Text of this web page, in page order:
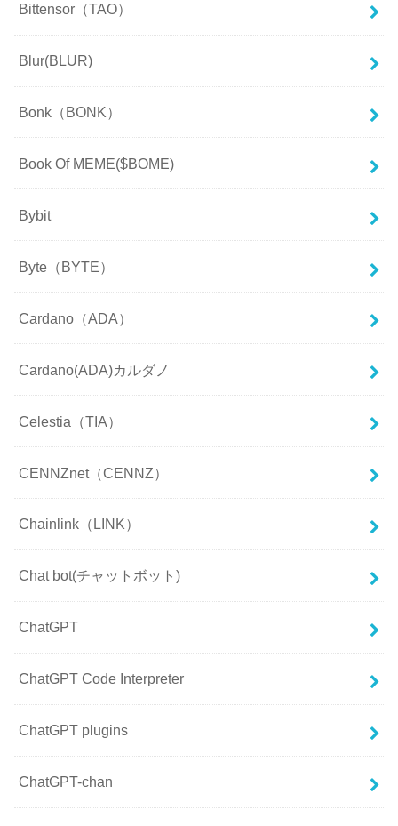
Bittensor（TAO）
Blur(BLUR)
Bonk（BONK）
Book Of MEME($BOME)
Bybit
Byte（BYTE）
Cardano（ADA）
Cardano(ADA)カルダノ
Celestia（TIA）
CENNZnet（CENNZ）
Chainlink（LINK）
Chat bot(チャットボット)
ChatGPT
ChatGPT Code Interpreter
ChatGPT plugins
ChatGPT-chan